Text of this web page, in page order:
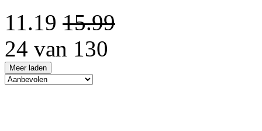
11.19 15.99
24 van 130
Meer laden